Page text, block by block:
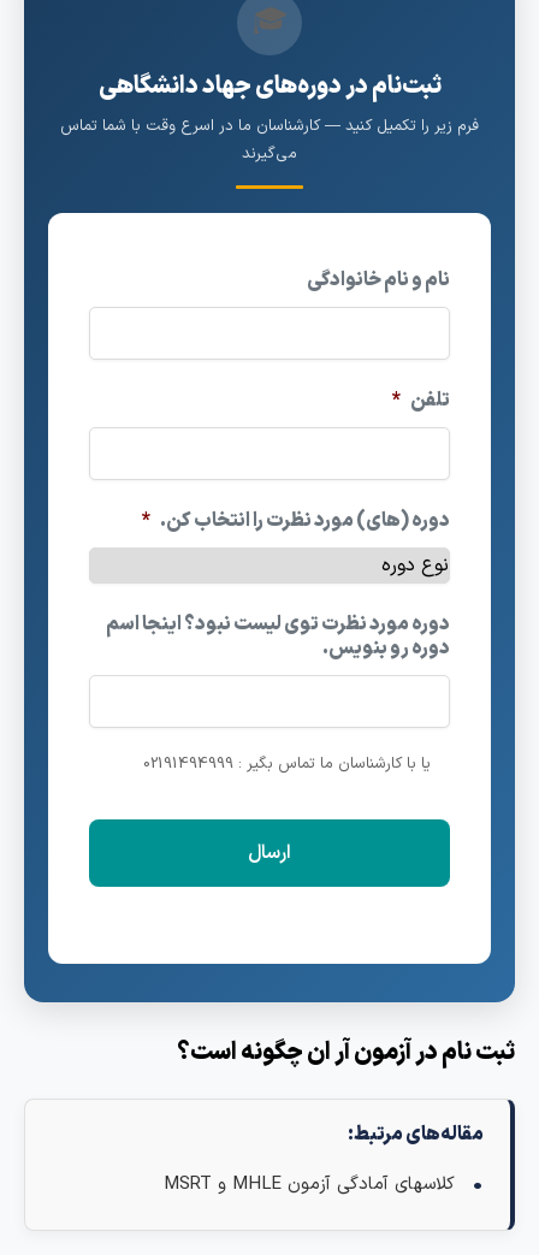
🎓
ثبت‌نام در دوره‌های جهاد دانشگاهی
فرم زیر را تکمیل کنید — کارشناسان ما در اسرع وقت با شما تماس
می‌گیرند
نام و نام خانوادگی
تلفن *
دوره (های) مورد نظرت را انتخاب کن. *
دوره مورد نظرت توی لیست نبود؟ اینجا اسم
دوره رو بنویس.
یا با کارشناسان ما تماس بگیر : 02191494999
نام در آزمون آر ان چگونه است؟
مقاله‌های مرتبط:
کلاسهای آمادگی آزمون MHLE و MSRT